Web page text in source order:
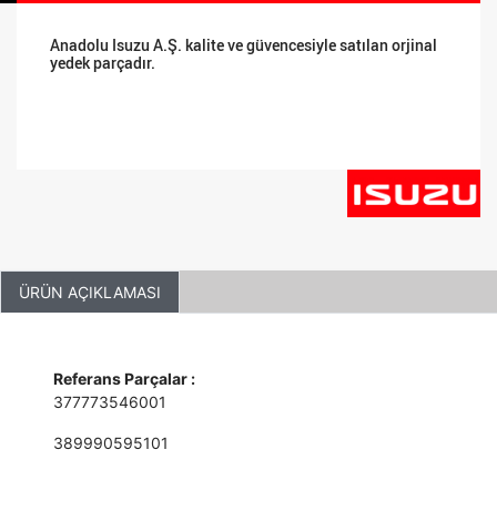
Anadolu Isuzu A.Ş. kalite ve güvencesiyle satılan orjinal
yedek parçadır.
ÜRÜN AÇIKLAMASI
Referans Parçalar :
377773546001
389990595101